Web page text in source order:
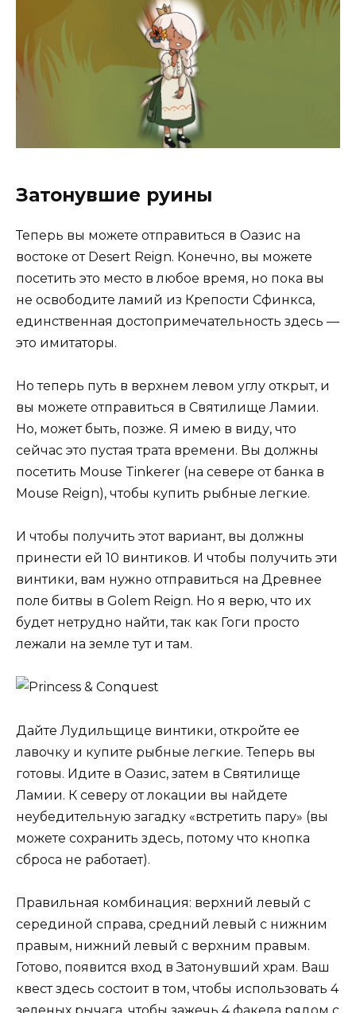
Затонувшие руины
Теперь вы можете отправиться в Оазис на
востоке от Desert Reign. Конечно, вы можете
посетить это место в любое время, но пока вы
не освободите ламий из Крепости Сфинкса,
единственная достопримечательность здесь —
это имитаторы.
Но теперь путь в верхнем левом углу открыт, и
вы можете отправиться в Святилище Ламии.
Но, может быть, позже. Я имею в виду, что
сейчас это пустая трата времени. Вы должны
посетить Mouse Tinkerer (на севере от банка в
Mouse Reign), чтобы купить рыбные легкие.
И чтобы получить этот вариант, вы должны
принести ей 10 винтиков. И чтобы получить эти
винтики, вам нужно отправиться на Древнее
поле битвы в Golem Reign. Но я верю, что их
будет нетрудно найти, так как Гоги просто
лежали на земле тут и там.
Дайте Лудильщице винтики, откройте ее
лавочку и купите рыбные легкие. Теперь вы
готовы. Идите в Оазис, затем в Святилище
Ламии. К северу от локации вы найдете
неубедительную загадку «встретить пару» (вы
можете сохранить здесь, потому что кнопка
сброса не работает).
Правильная комбинация: верхний левый с
серединой справа, средний левый с нижним
правым, нижний левый с верхним правым.
Готово, появится вход в Затонувший храм. Ваш
квест здесь состоит в том, чтобы использовать 4